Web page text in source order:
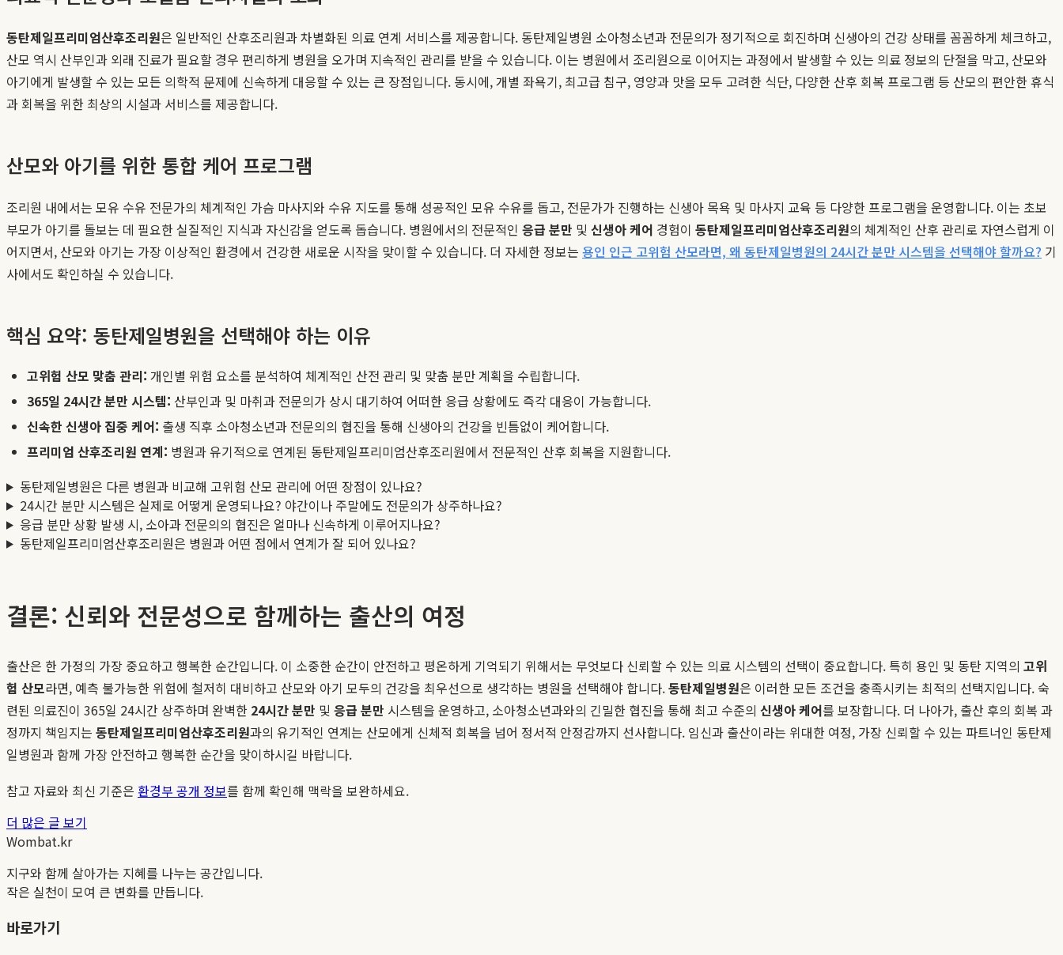
동탄제일프리미엄산후조리원은 일반적인 산후조리원과 차별화된 의료 연계 서비스를 제공합니다. 동탄제일병원 소아청소년과 전문의가 정기적으로 회진하며 신생아의 건강 상태를 꼼꼼하게 체크하고,
산모 역시 산부인과 외래 진료가 필요할 경우 편리하게 병원을 오가며 지속적인 관리를 받을 수 있습니다. 이는 병원에서 조리원으로 이어지는 과정에서 발생할 수 있는 의료 정보의 단절을 막고, 산모와
아기에게 발생할 수 있는 모든 의학적 문제에 신속하게 대응할 수 있는 큰 장점입니다. 동시에, 개별 좌욕기, 최고급 침구, 영양과 맛을 모두 고려한 식단, 다양한 산후 회복 프로그램 등 산모의 편안한 휴식
과 회복을 위한 최상의 시설과 서비스를 제공합니다.
산모와 아기를 위한 통합 케어 프로그램
조리원 내에서는 모유 수유 전문가의 체계적인 가슴 마사지와 수유 지도를 통해 성공적인 모유 수유를 돕고, 전문가가 진행하는 신생아 목욕 및 마사지 교육 등 다양한 프로그램을 운영합니다. 이는 초보
부모가 아기를 돌보는 데 필요한 실질적인 지식과 자신감을 얻도록 돕습니다. 병원에서의 전문적인 응급 분만 및 신생아 케어 경험이 동탄제일프리미엄산후조리원의 체계적인 산후 관리로 자연스럽게 이
어지면서, 산모와 아기는 가장 이상적인 환경에서 건강한 새로운 시작을 맞이할 수 있습니다. 더 자세한 정보는 용인 인근 고위험 산모라면, 왜 동탄제일병원의 24시간 분만 시스템을 선택해야 할까요? 기
사에서도 확인하실 수 있습니다.
핵심 요약: 동탄제일병원을 선택해야 하는 이유
고위험 산모 맞춤 관리: 개인별 위험 요소를 분석하여 체계적인 산전 관리 및 맞춤 분만 계획을 수립합니다.
365일 24시간 분만 시스템: 산부인과 및 마취과 전문의가 상시 대기하여 어떠한 응급 상황에도 즉각 대응이 가능합니다.
신속한 신생아 집중 케어: 출생 직후 소아청소년과 전문의의 협진을 통해 신생아의 건강을 빈틈없이 케어합니다.
프리미엄 산후조리원 연계: 병원과 유기적으로 연계된 동탄제일프리미엄산후조리원에서 전문적인 산후 회복을 지원합니다.
동탄제일병원은 다른 병원과 비교해 고위험 산모 관리에 어떤 장점이 있나요?
24시간 분만 시스템은 실제로 어떻게 운영되나요? 야간이나 주말에도 전문의가 상주하나요?
응급 분만 상황 발생 시, 소아과 전문의의 협진은 얼마나 신속하게 이루어지나요?
동탄제일프리미엄산후조리원은 병원과 어떤 점에서 연계가 잘 되어 있나요?
결론: 신뢰와 전문성으로 함께하는 출산의 여정
출산은 한 가정의 가장 중요하고 행복한 순간입니다. 이 소중한 순간이 안전하고 평온하게 기억되기 위해서는 무엇보다 신뢰할 수 있는 의료 시스템의 선택이 중요합니다. 특히 용인 및 동탄 지역의 고위
험 산모라면, 예측 불가능한 위험에 철저히 대비하고 산모와 아기 모두의 건강을 최우선으로 생각하는 병원을 선택해야 합니다.동탄제일병원은 이러한 모든 조건을 충족시키는 최적의 선택지입니다. 숙
련된 의료진이 365일 24시간 상주하며 완벽한 24시간 분만 및 응급 분만 시스템을 운영하고, 소아청소년과와의 긴밀한 협진을 통해 최고 수준의 신생아 케어를 보장합니다. 더 나아가, 출산 후의 회복 과
정까지 책임지는 동탄제일프리미엄산후조리원과의 유기적인 연계는 산모에게 신체적 회복을 넘어 정서적 안정감까지 선사합니다. 임신과 출산이라는 위대한 여정, 가장 신뢰할 수 있는 파트너인 동탄제
일병원과 함께 가장 안전하고 행복한 순간을 맞이하시길 바랍니다.
참고 자료와 최신 기준은 환경부 공개 정보를 함께 확인해 맥락을 보완하세요.
더 많은 글 보기
Wombat.kr
지구와 함께 살아가는 지혜를 나누는 공간입니다.
작은 실천이 모여 큰 변화를 만듭니다.
바로가기